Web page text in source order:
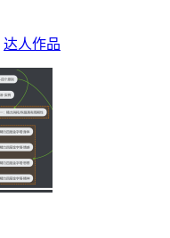
达人作品